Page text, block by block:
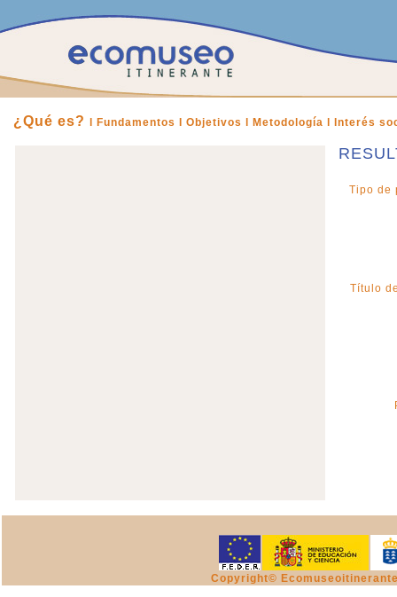
¿Qué es? l Fundamentos I Objetivos l Metodología l Interés
Tipo de
Título
Copyright©